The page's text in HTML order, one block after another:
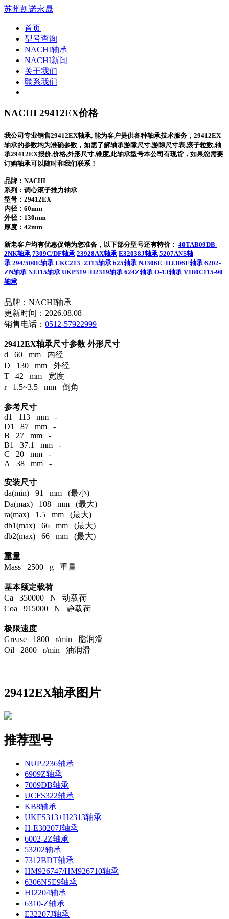
苏州凯诺永晟
首页
型号查询
NACHI轴承
NACHI新闻
关于我们
联系我们
NACHI 29412EX价格
我公司专业销售29412EX轴承, 能为客户提供各种轴承技术服务，29412EX
轴承的参数均为准确参数，如需了解轴承游隙尺寸,游隙尺寸表,滚子粒数,轴
承29412EX报价,价格,外形尺寸,锥度,此轴承型号本公司有现货，如果您需要
订购轴承可以随时和我们联系！
品牌：NACHI
系列：调心滚子推力轴承
型号： 29412EX
内径：60mm
外径：130mm
厚度：42mm
新老客户均有优惠促销为您准备，以下部分型号还有特价： 40TAB09DB-
2NK轴承 7309C/DF轴承 23928AX轴承 E32038J轴承 5207ANS轴
承 294/500E轴承 UKC213+2313轴承 625轴承 NJ306E+HJ306E轴承 6202-
ZN轴承 NJ315轴承 UKP319+H2319轴承 624Z轴承 O-13轴承 V180C115-90
轴承
品牌：NACHI轴承
更新时间：2026.08.08
销售电话： 0512-57922999
29412EX轴承尺寸参数 外形尺寸
d 60 mm 内径
D 130 mm 外径
T 42 mm 宽度
r 1.5~3.5 mm 倒角
参考尺寸
d1 113 mm -
D1 87 mm -
B 27 mm -
B1 37.1 mm -
C 20 mm -
A 38 mm -
安装尺寸
da(min) 91 mm (最小)
Da(max) 108 mm (最大)
ra(max) 1.5 mm (最大)
db1(max) 66 mm (最大)
db2(max) 66 mm (最大)
重量
Mass 2500 g 重量
基本额定载荷
Ca 350000 N 动载荷
Coa 915000 N 静载荷
极限速度
Grease 1800 r/min 脂润滑
Oil 2800 r/min 油润滑
29412EX轴承图片
推荐型号
NUP2236轴承
6909Z轴承
7009DB轴承
UCFS322轴承
KB8轴承
UKFS313+H2313轴承
H-E30207J轴承
6002-2Z轴承
53202轴承
7312BDT轴承
HM926747/HM926710轴承
6306NSE9轴承
HJ2204轴承
6310-Z轴承
E32207J轴承